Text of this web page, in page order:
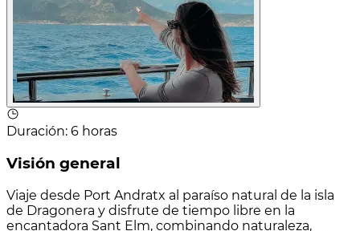
Duración: 6 horas
Visión general
Viaje desde Port Andratx al paraíso natural de la isla
de Dragonera y disfrute de tiempo libre en la
encantadora Sant Elm, combinando naturaleza,